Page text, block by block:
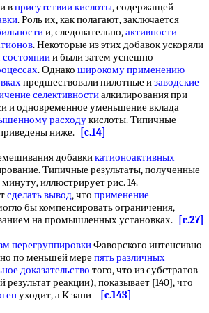
вприсутствии кислоты, содержащей
. Роль их, как полагают, заключается
и, следовательно,активности
. Некоторые из этих добавок ускоряли
и были затем успешно
. Однако широкому применению
предшествовали пилотные изаводские
селективностиалкилирования при
и одновременное уменьшение вклада
расходукислоты. Типичные
ниже.
[c.14]
добавкикатионоактивных
Типичные результаты, полученные
иллюстрирует рис. 14.
сделать вывод, что применение
бы компенсировать ограничения,
на промышленных установках.
[c.27]
перегруппировкиФаворского интенсивно
по меньшей мере пять различных
доказательство того, что из субстратов
результат реакции), показывает [140], что
уходит, а К зани-
[c.143]